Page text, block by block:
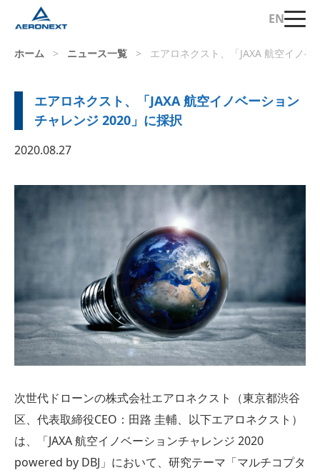
EN
ホーム > ニュース一覧 > エアロネクスト、「JAXA 航空イノ
エアロネクスト、「JAXA 航空イノベーション
チャレンジ 2020」に採択
2020.08.27
次世代ドローンの株式会社エアロネクスト（東京都渋谷
区、代表取締役CEO：田路 圭輔、以下エアロネクスト）
は、「JAXA 航空イノベーションチャレンジ 2020
powered by DBJ」において、研究テーマ「マルチコプタ